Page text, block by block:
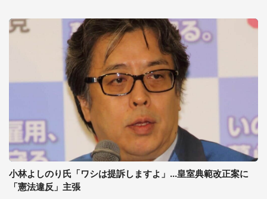
小林よしのり氏「ワシは提訴しますよ」...皇室典範改正案に
「憲法違反」主張